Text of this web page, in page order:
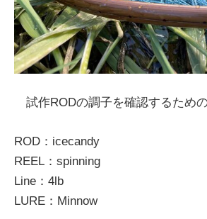
試作RODの調子を確認するための
ROD：icecandy
REEL：spinning
Line：4lb
LURE：Minnow